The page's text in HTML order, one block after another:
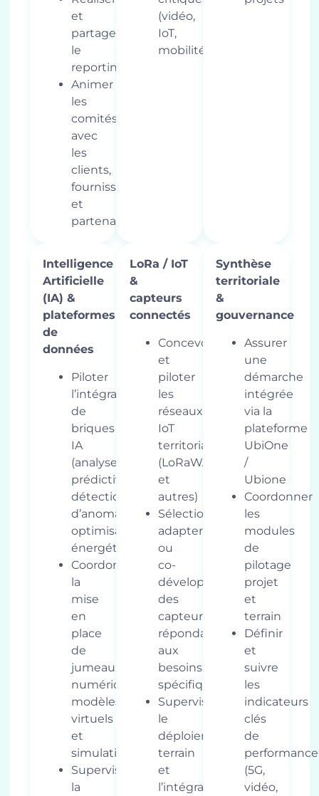
et
partager
le
reporting
Animer
les
comités
avec
les
clients,
fournisseurs
et
partenaires
(vidéo,
IoT,
mobilité…)
Intelligence
Artificielle
(IA) &
plateformes
de
données
Piloter
l’intégration
de
briques
IA
(analyse
prédictive,
détection
d’anomalies,
optimisation
énergétique…)
Coordonner
la
mise
en
place
de
jumeaux
numériques,
modèles
virtuels
et
simulations
Superviser
la
LoRa / IoT
&
capteurs
connectés
Concevoir
et
piloter
les
réseaux
IoT
territoriaux
(LoRaWAN
et
autres)
Sélectionner,
adapter
ou
co-
développer
des
capteurs
répondant
aux
besoins
spécifiques
Superviser
le
déploiement
terrain
et
l’intégration
Synthèse
territoriale
&
gouvernance
Assurer
une
démarche
intégrée
via la
plateforme
UbiOne
/
Ubione
Coordonner
les
modules
de
pilotage
projet
et
terrain
Définir
et
suivre
les
indicateurs
clés
de
performance
(5G,
vidéo,